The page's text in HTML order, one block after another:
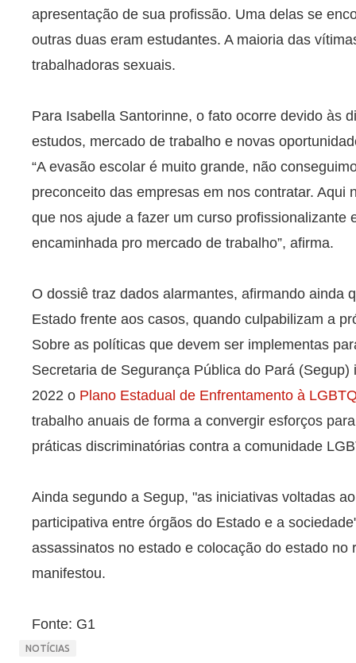
apresentação de sua profissão. Uma delas se
outras duas eram estudantes. A maioria das
trabalhadoras sexuais.
Para Isabella Santorinne, o fato ocorre devido às
estudos, mercado de trabalho e novas
“A evasão escolar é muito grande, não
preconceito das empresas em nos contratar. Aqui
que nos ajude a fazer um curso profissionalizante
encaminhada pro mercado de trabalho”, afirma.
O dossiê traz dados alarmantes, afirmando ainda
Estado frente aos casos, quando culpabilizam a
Sobre as políticas que devem ser implementas
Secretaria de Segurança Pública do Pará
2022 o Plano Estadual de Enfrentamento à
trabalho anuais de forma a convergir esforços
práticas discriminatórias contra a comunidade
Ainda segundo a Segup, "as iniciativas voltadas
participativa entre órgãos do Estado e a
assassinatos no estado e colocação do estado no
manifestou.
Fonte: G1
NOTÍCIAS